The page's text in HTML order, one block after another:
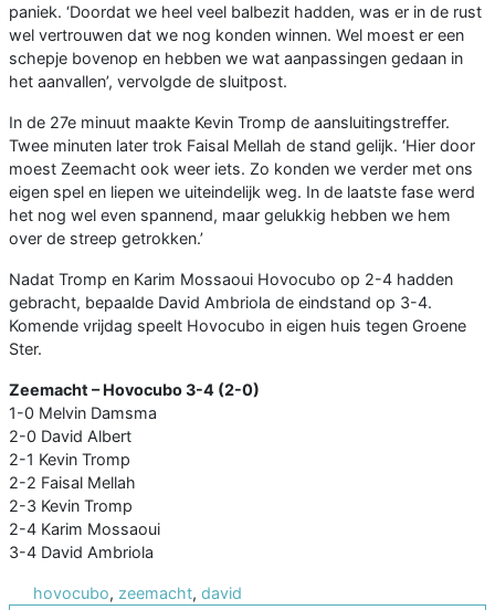
paniek. ‘Doordat we heel veel balbezit hadden, was er in de rust
wel vertrouwen dat we nog konden winnen. Wel moest er een
schepje bovenop en hebben we wat aanpassingen gedaan in
het aanvallen’, vervolgde de sluitpost.
In de 27e minuut maakte Kevin Tromp de aansluitingstreffer.
Twee minuten later trok Faisal Mellah de stand gelijk. ‘Hier door
moest Zeemacht ook weer iets. Zo konden we verder met ons
eigen spel en liepen we uiteindelijk weg. In de laatste fase werd
het nog wel even spannend, maar gelukkig hebben we hem
over de streep getrokken.’
Nadat Tromp en Karim Mossaoui Hovocubo op 2-4 hadden
gebracht, bepaalde David Ambriola de eindstand op 3-4.
Komende vrijdag speelt Hovocubo in eigen huis tegen Groene
Ster.
Zeemacht – Hovocubo 3-4 (2-0)
1-0 Melvin Damsma
2-0 David Albert
2-1 Kevin Tromp
2-2 Faisal Mellah
2-3 Kevin Tromp
2-4 Karim Mossaoui
3-4 David Ambriola
hovocubo, zeemacht, david